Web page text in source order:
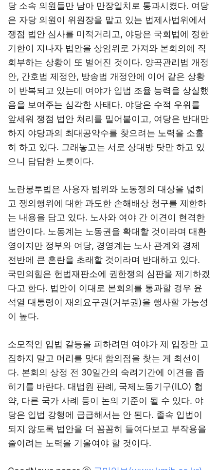
당 소속 의원들만 남아 만장일치로 통과시켰다. 여당
은 자당 의원이 위원장을 맡고 있는 법제사법위에서
쟁점 법안 심사를 미적거리고, 야당은 국회법에 정한
기한이 지나자 법안을 상임위로 가져와 본회의에 직
회부하는 상황이 또 벌어진 것이다. 양곡관리법 개정
안, 간호법 제정안, 방송법 개정안에 이어 같은 상황
이 반복되고 있는데 여야가 입법 조율 능력을 상실했
음을 보여주는 심각한 사태다. 야당은 수적 우위를
앞세워 쟁점 법안 처리를 밀어붙이고, 여당은 반대만
하지 야당과의 최대공약수를 찾으려는 노력을 소홀
히 하고 있다. 그래놓고는 서로 상대방 탓만 하고 있
으니 답답한 노릇이다.
노란봉투법은 사용자 범위와 노동쟁의 대상을 넓히
고 쟁의행위에 대한 과도한 손해배상 청구를 제한하
는 내용을 담고 있다. 노사와 여야 간 이견이 현격한
법안이다. 노동계는 노동권을 확대할 것이라며 대환
영이지만 정부와 여당, 경영계는 노사 관계와 경제
전반에 큰 혼란을 초래할 것이라며 반대하고 있다.
국민의힘은 헌법재판소에 권한쟁의 심판을 제기하겠
다고 한다. 법안이 이대로 본회의를 통과할 경우 윤
석열 대통령이 재의요구권(거부권)을 행사할 가능성
이 높다.
소모적인 입법 갈등을 피하려면 여야가 제 입장만 고
집하지 말고 머리를 맞대 합의점을 찾는 게 최선이
다. 본회의 상정 전 30일간의 숙려기간에 이견을 좁
히기를 바란다. 대법원 판례, 국제노동기구(ILO) 협
약, 다른 국가 사례 등이 논의 기준이 될 수 있다. 야
당은 입법 강행에 급급해서는 안 된다. 졸속 입법이
되지 않도록 법안을 더 꼼꼼히 들여다보고 부작용을
줄이려는 노력을 기울여야 할 것이다.